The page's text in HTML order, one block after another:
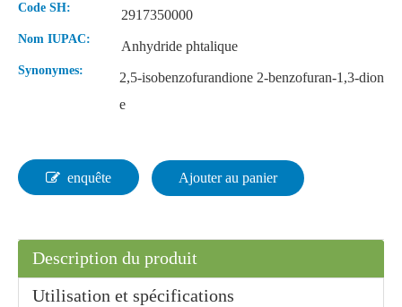
Code SH: 2917350000
Nom IUPAC: Anhydride phtalique
Synonymes:
2,5-isobenzofurandione 2-benzofuran-1,3-dion
e
enquête Ajouter au panier
Description du produit
Utilisation et spécifications